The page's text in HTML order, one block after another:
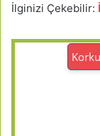
İlginizi Çekebilir: